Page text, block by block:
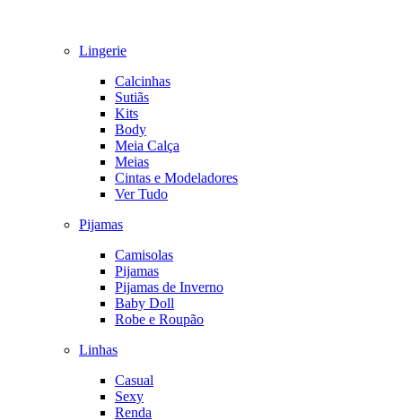
Lingerie
Calcinhas
Sutiãs
Kits
Body
Meia Calça
Meias
Cintas e Modeladores
Ver Tudo
Pijamas
Camisolas
Pijamas
Pijamas de Inverno
Baby Doll
Robe e Roupão
Linhas
Casual
Sexy
Renda